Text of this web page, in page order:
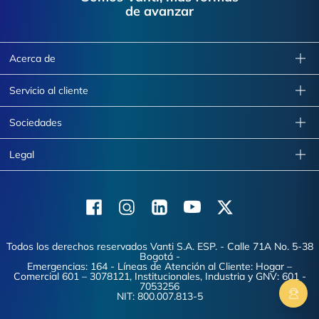
de avanzar
Acerca de
Servicio al cliente
Sociedades
Legal
FacebookInstagramLinkedinYoutubeX (Twitter)
Todos los derechos reservados Vanti S.A. ESP. - Calle 71A No. 5-38
Bogotá -
Emergencias: 164 - Líneas de Atención al Cliente: Hogar –
Comercial 601 – 3078121, Institucionales, Industria y GNV: 601 -
7053256
NIT: 800.007.813-5